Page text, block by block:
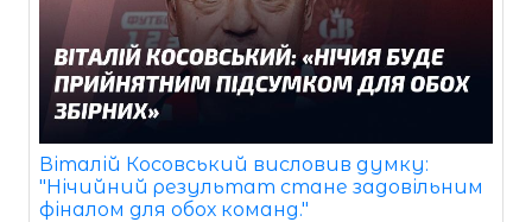
Віталій Косовський висловив думку:
"Нічийний результат стане задовільним
фіналом для обох команд."